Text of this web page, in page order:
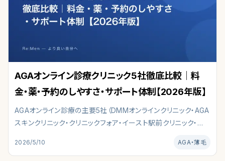
AGAオンライン診療クリニック5社徹底比較｜料
金・薬・予約のしやすさ・サポート体制【2026年版】
AGAオンライン診療の主要5社（DMMオンラインクリニック・AGA
スキンクリニック・クリニックフォア・イースト駅前クリニック・
の5基準で徹底比較。自分に合うクリニックの選び方を整理しま
2026/5/10 AGA・薄毛